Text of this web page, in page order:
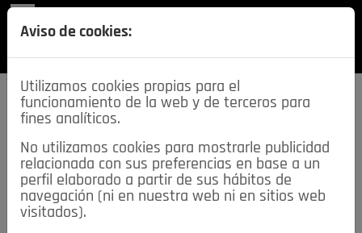
SECCIONES
descarga esta
REVISTA
Aviso de cookies:
Utilizamos cookies propias para el
funcionamiento de la web y de terceros para
fines analíticos.
No utilizamos cookies para mostrarle publicidad
relacionada con sus preferencias en base a un
perfil elaborado a partir de sus hábitos de
navegación (ni en nuestra web ni en sitios web
visitados).